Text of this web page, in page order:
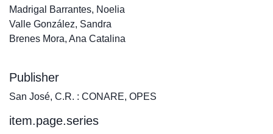
Madrigal Barrantes, Noelia
Valle González, Sandra
Brenes Mora, Ana Catalina
Publisher
San José, C.R. : CONARE, OPES
item.page.series